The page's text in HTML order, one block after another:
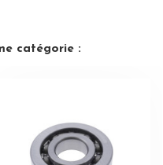
catégorie :